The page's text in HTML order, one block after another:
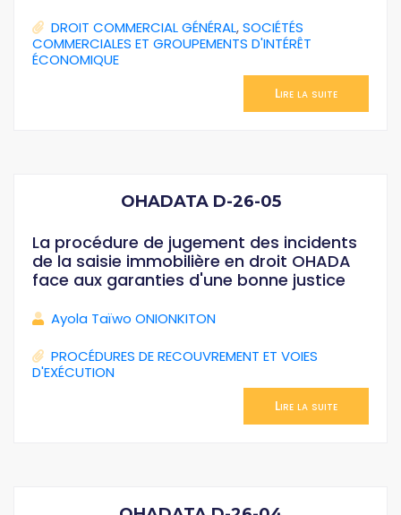
DROIT COMMERCIAL GÉNÉRAL,SOCIÉTÉS
COMMERCIALES ET GROUPEMENTS D'INTÉRÊT
ÉCONOMIQUE
Lire la suite
OHADATA D-26-05
La procédure de jugement des incidents
de la saisie immobilière en droit OHADA
face aux garanties d'une bonne justice
Ayola Taïwo ONIONKITON
PROCÉDURES DE RECOUVREMENT ET VOIES
D'EXÉCUTION
Lire la suite